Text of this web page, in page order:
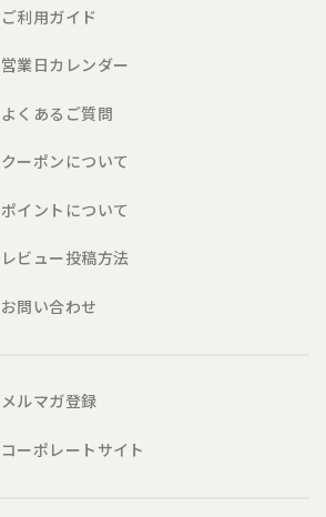
ご利用ガイド
営業日カレンダー
よくあるご質問
クーポンについて
ポイントについて
レビュー投稿方法
お問い合わせ
メルマガ登録
コーポレートサイト